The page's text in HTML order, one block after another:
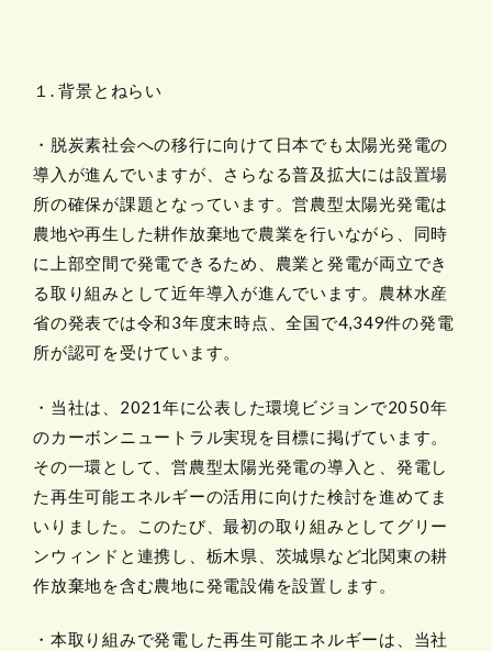
１. 背景とねらい
・脱炭素社会への移行に向けて日本でも太陽光発電の
導入が進んでいますが、さらなる普及拡大には設置場
所の確保が課題となっています。営農型太陽光発電は
農地や再生した耕作放棄地で農業を行いながら、同時
に上部空間で発電できるため、農業と発電が両立でき
る取り組みとして近年導入が進んでいます。農林水産
省の発表では令和3年度末時点、全国で4,349件の発電
所が認可を受けています。
・当社は、2021年に公表した環境ビジョンで2050年
のカーボンニュートラル実現を目標に掲げています。
その一環として、営農型太陽光発電の導入と、発電し
た再生可能エネルギーの活用に向けた検討を進めてま
いりました。このたび、最初の取り組みとしてグリー
ンウィンドと連携し、栃木県、茨城県など北関東の耕
作放棄地を含む農地に発電設備を設置します。
・本取り組みで発電した再生可能エネルギーは、当社